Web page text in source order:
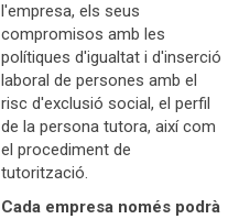
l'empresa, els seus
compromisos amb les
polítiques d'igualtat i d'inserció
laboral de persones amb el
risc d'exclusió social, el perfil
de la persona tutora, així com
el procediment de
tutorització.
Cada empresa només podrà